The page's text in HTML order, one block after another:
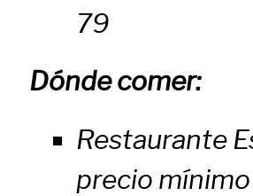
79
Dónde comer:
Restaurante
precio